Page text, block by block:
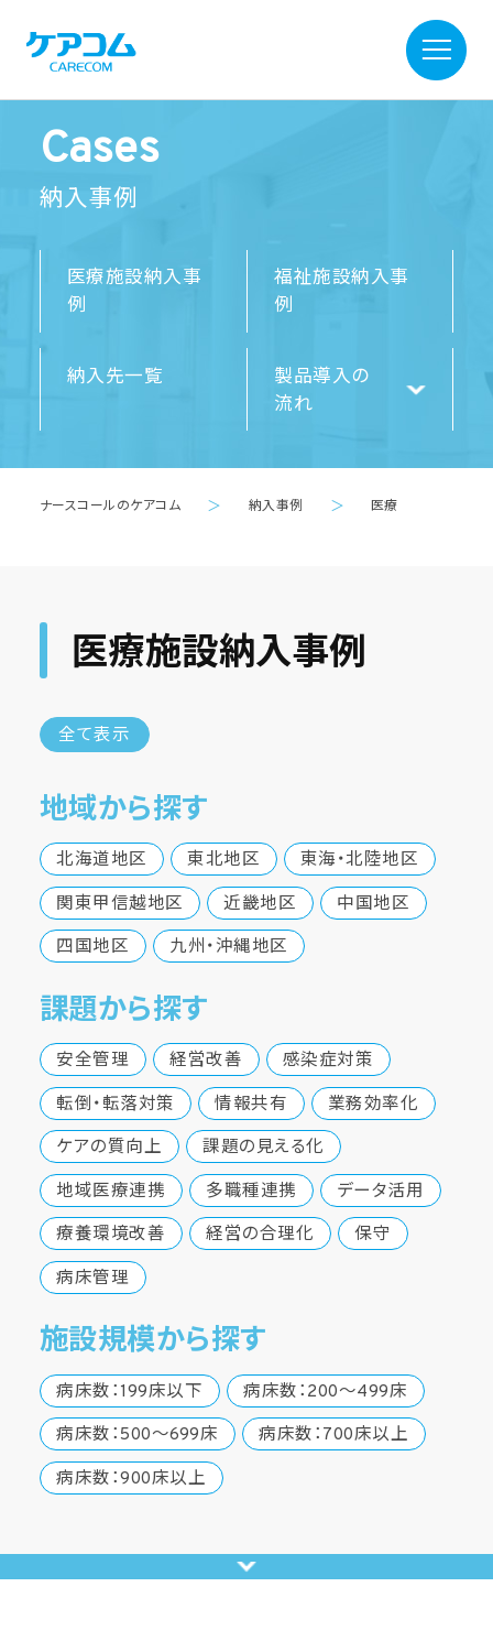
Cases
納入事例
医療施設納入事
例
福祉施設納入事
例
納入先一覧
製品導入の
流れ
ナースコールのケアコム ＞ 納入事例 ＞ 医療
医療施設納入事例
全て表示
地域から探す
北海道地区 東北地区
東海・北陸地区
関東甲信越地区
近畿地区
中国地区
四国地区
九州・沖縄地区
課題から探す
安全管理 経営改善
感染症対策
転倒・転落対策
情報共有
業務効率化
ケアの質向上
課題の見える化
地域医療連携
多職種連携
データ活用
療養環境改善
経営の合理化
保守
病床管理
施設規模から探す
病床数：199床以下
病床数：200～499床
病床数：500～699床
病床数：700床以上
病床数：900床以上